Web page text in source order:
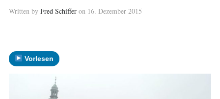
Written by Fred Schiffer on 16. Dezember 2015
Vorlesen